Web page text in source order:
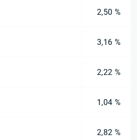
2,50 %
3,16 %
2,22 %
1,04 %
2,82 %